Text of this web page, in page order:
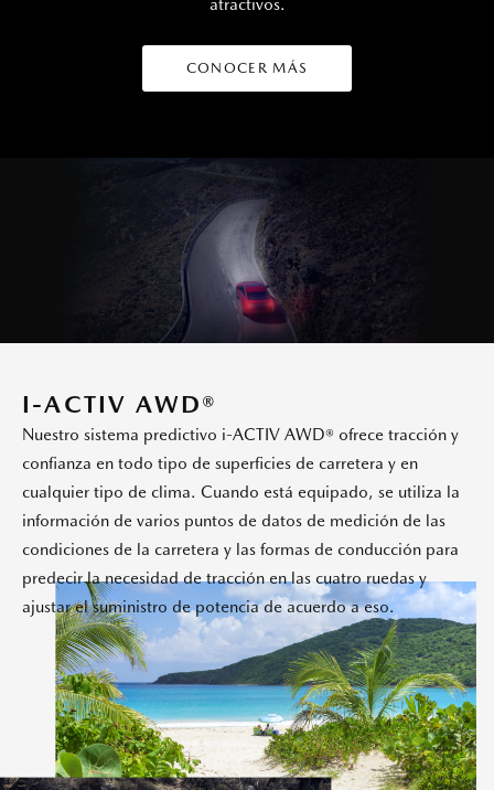
atractivos.
CONOCER MÁS
I-ACTIV AWD®
Nuestro sistema predictivo i-ACTIV AWD® ofrece tracción y
confianza en todo tipo de superficies de carretera y en
cualquier tipo de clima. Cuando está equipado, se utiliza la
información de varios puntos de datos de medición de las
condiciones de la carretera y las formas de conducción para
predecir la necesidad de tracción en las cuatro ruedas y
ajustar el suministro de potencia de acuerdo a eso.